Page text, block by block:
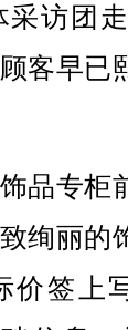
访团走
客早已
专柜
绚丽的
价签上